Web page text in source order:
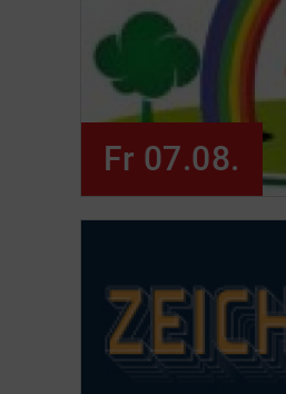
Fr 07.08.